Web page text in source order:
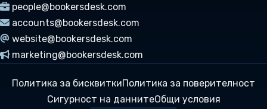
people@bookersdesk.com
accounts@bookersdesk.com
website@bookersdesk.com
marketing@bookersdesk.com
Политика за бисквиткиПолитика за поверителност
Сигурност на даннитеОбщи условия